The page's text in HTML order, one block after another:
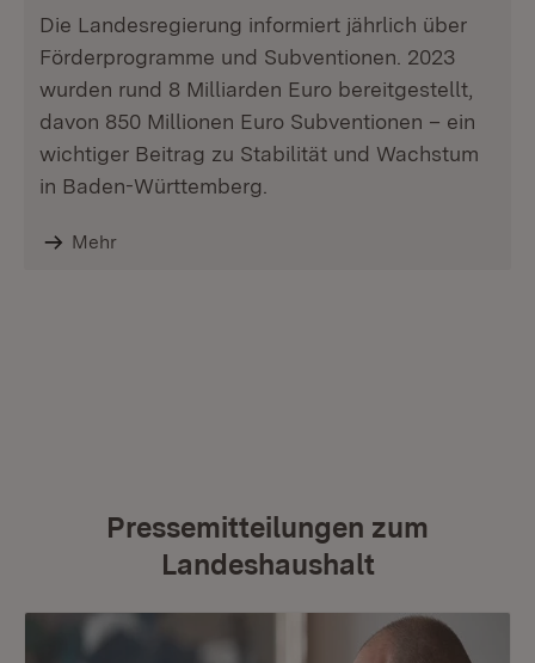
Die Landesregierung informiert jährlich über
Förderprogramme und Subventionen. 2023
wurden rund 8 Milliarden Euro bereitgestellt,
davon 850 Millionen Euro Subventionen – ein
wichtiger Beitrag zu Stabilität und Wachstum
in Baden-Württemberg.
Mehr
Pressemitteilungen zum
Landeshaushalt